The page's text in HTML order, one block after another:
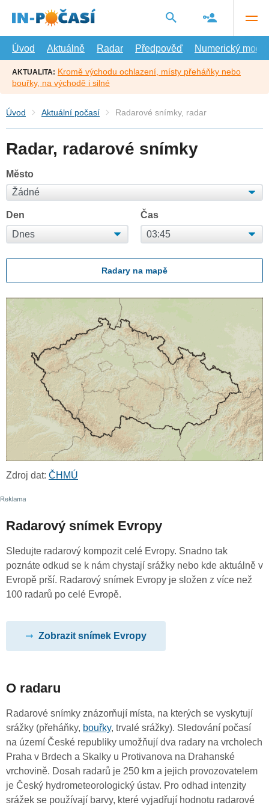
hlavní
Úvod
Aktuálně Radar Předpověď Numerický model
AKTUALITA: Kromě východu ochlazení, místy přeháňky nebo
bouřky, na východě i silné
Úvod Aktuální počasí Radarové snímky, radar
Radar, radarové snímky
Město
Den Čas
Radary na mapě
Zdroj dat: ČHMÚ
Radarový snímek Evropy
Sledujte radarový kompozit celé Evropy. Snadno tak
poznáte odkud se k nám chystají srážky nebo kde aktuálně v
Evropě prší. Radarový snímek Evropy je složen z více než
100 radarů po celé Evropě.
Zobrazit snímek Evropy
O radaru
Radarové snímky znázorňují místa, na kterých se vyskytují
srážky (přeháňky, bouřky, trvalé srážky). Sledování počasí
na území České republiky umožňují dva radary na vrcholech
Praha v Brdech a Skalky u Protivanova na Drahanské
vrchovině. Dosah radarů je 250 km a jejich provozovatelem
je Český hydrometeorologický ústav. Pro odhad intenzity
srážek se používají barvy, které vyjadřují hodnotu radarové